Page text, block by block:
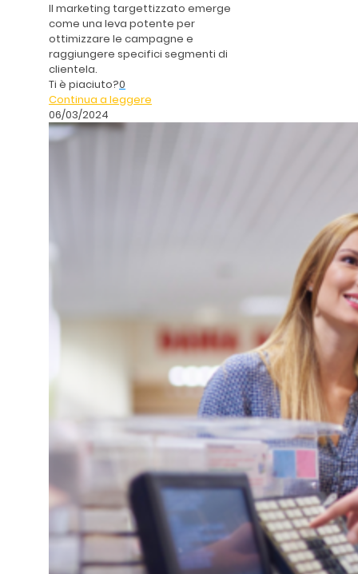
Il marketing targettizzato emerge
come una leva potente per
ottimizzare le campagne e
raggiungere specifici segmenti di
clientela.
Ti è piaciuto?0
Continua a leggere
06/03/2024